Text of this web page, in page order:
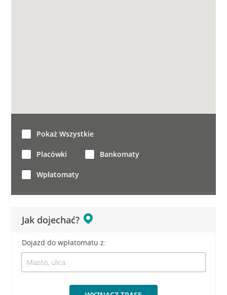
Jak dojechać?
Dojazd do wpłatomatu z:
Pokaż Wszystkie
Placówki Bankomaty
Wpłatomaty